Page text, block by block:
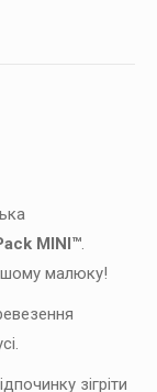
MINI™.
малюку!
зігріти